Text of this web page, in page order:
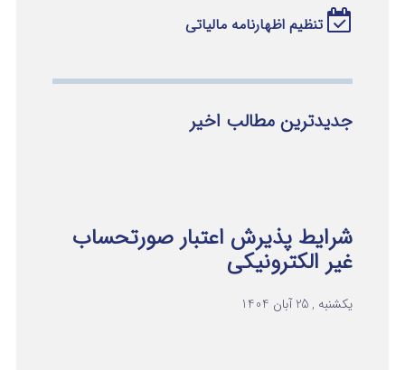
تنظیم اظهارنامه مالیاتی
جدیدترین مطالب اخیر
شرایط پذیرش اعتبار صورتحساب
غیر الکترونیکی
یکشنبه , 25 آبان 1404